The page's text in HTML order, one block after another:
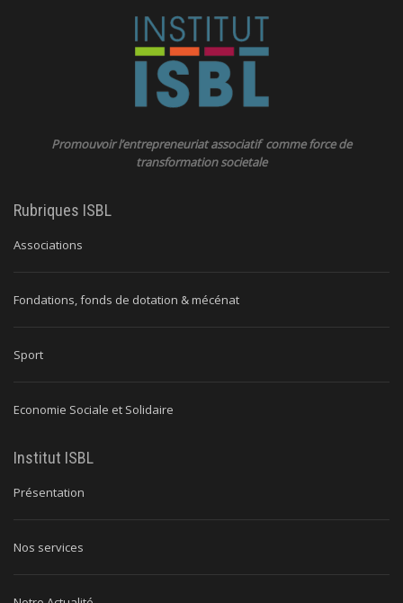
Promouvoir l’entrepreneuriat associatif comme force de
transformation societale
Rubriques ISBL
Associations
Fondations, fonds de dotation & mécénat
Sport
Economie Sociale et Solidaire
Institut ISBL
Présentation
Nos services